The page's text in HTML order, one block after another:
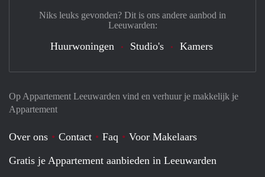
Op Appartement Leeuwarden vind en verhuur je makkelijk je
Appartement
Over ons Contact Faq
Voor Makelaars
Gratis je Appartement aanbieden in Leeuwarden
Niks leuks gevonden? Dit is ons andere aanbod in
Leeuwarden:
Huurwoningen Studio's Kamers